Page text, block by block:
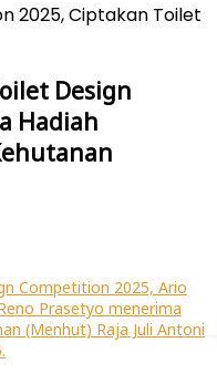
2025, Ciptakan Toilet
Design
Hadiah